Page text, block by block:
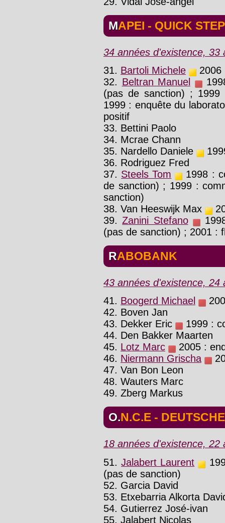
MAPEI - QUICK STEP
34 années d'existence,
31. Bartoli Michele
2006
32. Beltran Manuel
(pas de sanction) ;
1999 : enquête du
positif
33. Bettini Paolo
34. Mcrae Chann
35. Nardello Daniele
36. Rodriguez Fred
37. Steels Tom
1998 :
de sanction) ; 1999 :
sanction)
38. Van Heeswijk Max
39.Zanini Stefano
(pas de sanction) ; 2001 :
RABOBANK
43 années d'existence,
41. Boogerd Michael
42. Boven Jan
43. Dekker Eric
1999 :
44. Den Bakker Maarten
45. Lotz Marc
2005 :
46. Niermann Grischa
47. Van Bon Leon
48. Wauters Marc
49. Zberg Markus
O.N.C.E -
18 années d'existence,
51.Jalabert Laurent
(pas de sanction)
52. Garcia David
53. Etxebarria Alkorta
54. Gutierrez José-ivan
55. Jalabert Nicolas